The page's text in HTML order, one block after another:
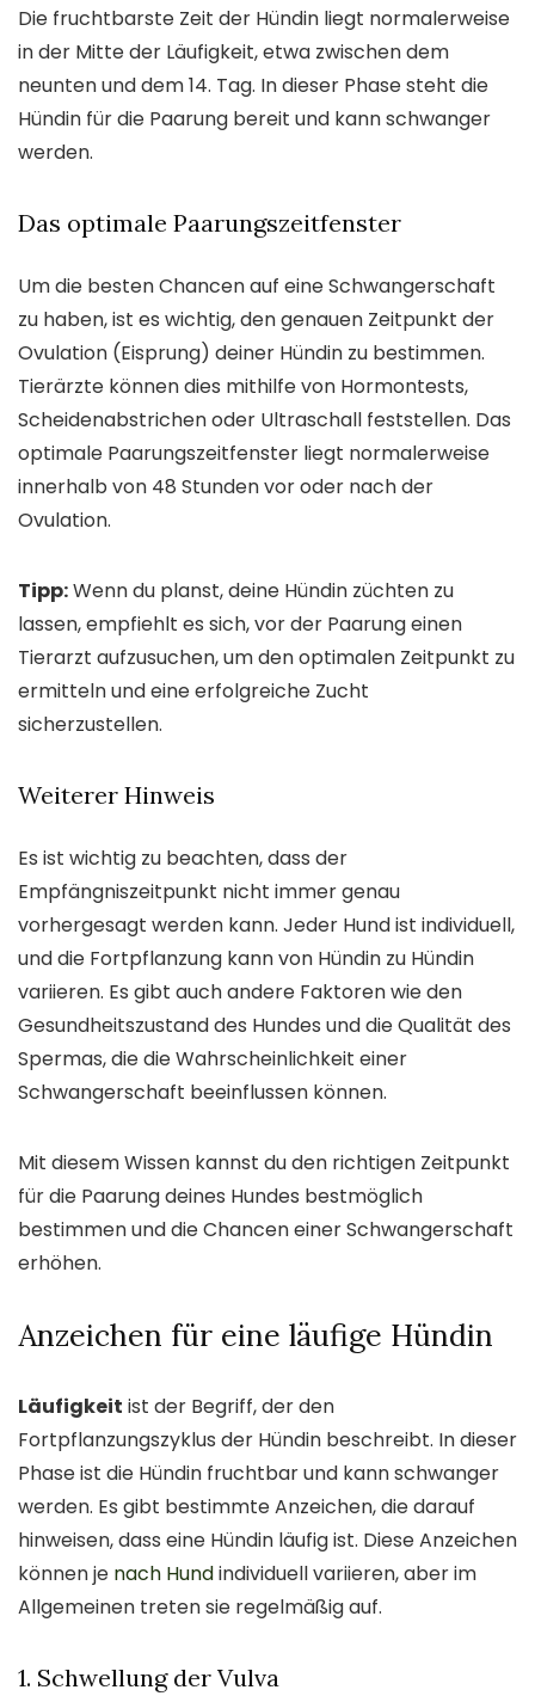
Die fruchtbarste Zeit der Hündin liegt normalerweise
in der Mitte der Läufigkeit, etwa zwischen dem
neunten und dem 14. Tag. In dieser Phase steht die
Hündin für die Paarung bereit und kann schwanger
werden.
Das optimale Paarungszeitfenster
Um die besten Chancen auf eine Schwangerschaft
zu haben, ist es wichtig, den genauen Zeitpunkt der
Ovulation (Eisprung) deiner Hündin zu bestimmen.
Tierärzte können dies mithilfe von Hormontests,
Scheidenabstrichen oder Ultraschall feststellen. Das
optimale Paarungszeitfenster liegt normalerweise
innerhalb von 48 Stunden vor oder nach der
Ovulation.
Tipp:Wenn du planst, deine Hündin züchten zu
lassen, empfiehlt es sich, vor der Paarung einen
Tierarzt aufzusuchen, um den optimalen Zeitpunkt zu
ermitteln und eine erfolgreiche Zucht
sicherzustellen.
Weiterer Hinweis
Es ist wichtig zu beachten, dass der
Empfängniszeitpunkt nicht immer genau
vorhergesagt werden kann. Jeder Hund ist individuell,
und die Fortpflanzung kann von Hündin zu Hündin
variieren. Es gibt auch andere Faktoren wie den
Gesundheitszustand des Hundes und die Qualität des
Spermas, die die Wahrscheinlichkeit einer
Schwangerschaft beeinflussen können.
Mit diesem Wissen kannst du den richtigen Zeitpunkt
für die Paarung deines Hundes bestmöglich
bestimmen und die Chancen einer Schwangerschaft
erhöhen.
Anzeichen für eine läufige Hündin
Läufigkeit ist der Begriff, der den
Fortpflanzungszyklus der Hündin beschreibt. In dieser
Phase ist die Hündin fruchtbar und kann schwanger
werden. Es gibt bestimmte Anzeichen, die darauf
hinweisen, dass eine Hündin läufig ist. Diese Anzeichen
können je nach Hundindividuell variieren, aber im
Allgemeinen treten sie regelmäßig auf.
1. Schwellung der Vulva